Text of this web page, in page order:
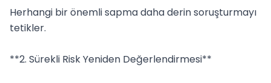
Herhangi bir önemli sapma daha derin soruşturmayı
tetikler.
**2. Sürekli Risk Yeniden Değerlendirmesi**